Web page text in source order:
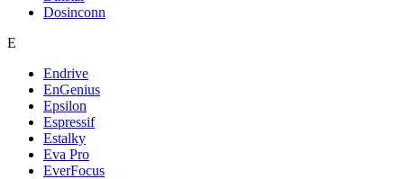
Dosinconn
E
Endrive
EnGenius
Epsilon
Espressif
Estalky
Eva Pro
EverFocus